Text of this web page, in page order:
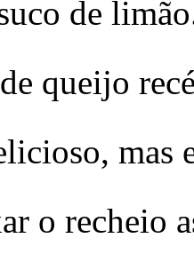
de
queijo
mas
o recheio